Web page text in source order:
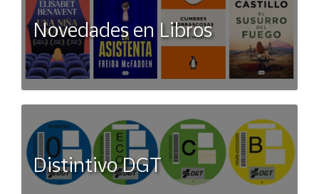
Novedades en Libros
Distintivo DGT